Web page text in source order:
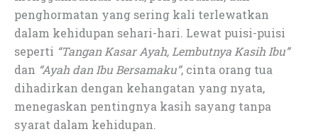
penghormatan yang sering kali terlewatkan
dalam kehidupan sehari-hari. Lewat puisi-puisi
seperti “Tangan Kasar Ayah, Lembutnya Kasih Ibu”
dan “Ayah dan Ibu Bersamaku”, cinta orang tua
dihadirkan dengan kehangatan yang nyata,
menegaskan pentingnya kasih sayang tanpa
syarat dalam kehidupan.